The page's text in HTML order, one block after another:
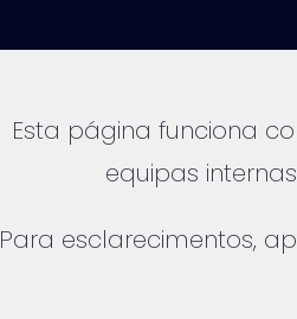
Esta página funciona
equipas
Para esclarecimentos,